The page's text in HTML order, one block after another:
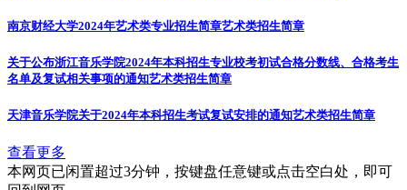
南京财经大学2024年艺术类专业招生简章艺术类招生简章
关于公布浙江音乐学院2024年本科招生专业校考初试合格分数线、合格考生
名单及复试相关事项的通知艺术类招生简章
天津音乐学院关于2024年本科招生考试复试安排的通知艺术类招生简章
查看更多
本网页已闲置超过3分钟，按键盘任意键或点击空白处，即可